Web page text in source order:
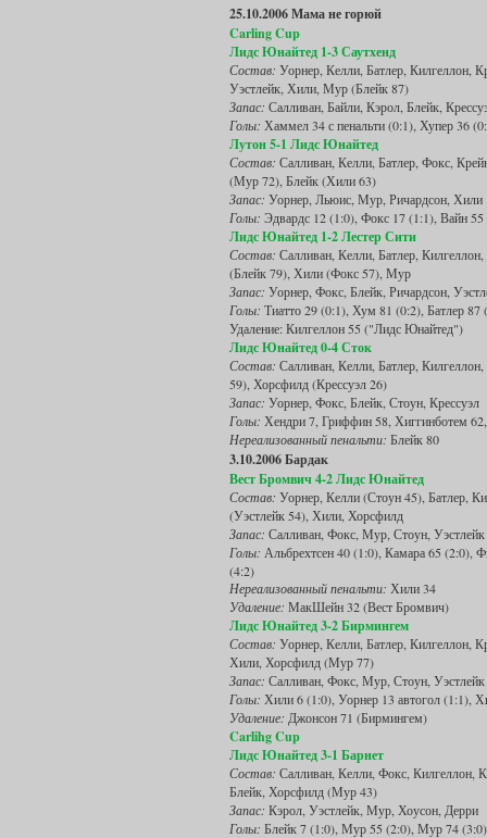
25.10.2006 Мама не горюй
Carling Cup
Лидс Юнайтед 1-3 Саутхенд
Состав: Уорнер, Келли, Батлер, Килгеллон,
Уэстлейк, Хили, Мур (Блейк 87)
Запас: Салливан, Байли, Кэрол, Блейк,
Голы: Хаммел 34 с пенальти (0:1), Хупер 36
Лутон 5-1 Лидс Юнайтед
Состав: Салливан, Келли, Батлер, Фокс,
(Мур 72), Блейк (Хили 63)
Запас: Уорнер, Льюис, Мур, Ричардсон, Хили
Голы: Эдвардс 12 (1:0), Фокс 17 (1:1), Вайн
Лидс Юнайтед 1-2 Лестер Сити
Состав: Салливан, Келли, Батлер,
(Блейк 79), Хили (Фокс 57), Мур
Запас: Уорнер, Фокс, Блейк, Ричардсон,
Голы: Тиатто 29 (0:1), Хум 81 (0:2), Батлер 87
Удаление: Килгеллон 55 ("Лидс Юнайтед")
Лидс Юнайтед 0-4 Сток
Состав: Салливан, Келли, Батлер,
59), Хорсфилд (Крессуэл 26)
Запас: Уорнер, Фокс, Блейк, Стоун, Крессуэл
Голы: Хендри 7, Гриффин 58, Хиггинботем
Нереализованный пенальти: Блейк 80
3.10.2006 Бардак
Вест Бромвич 4-2 Лидс Юнайтед
Состав: Уорнер, Келли (Стоун 45), Батлер,
(Уэстлейк 54), Хили, Хорсфилд
Запас: Салливан, Фокс, Мур, Стоун, Уэстлейк
Голы: Альбрехтсен 40 (1:0), Камара 65 (2:0),
(4:2)
Нереализованный пенальти: Хили 34
Удаление: МакШейн 32 (Вест Бромвич)
Лидс Юнайтед 3-2 Бирмингем
Состав: Уорнер, Келли, Батлер, Килгеллон,
Хили, Хорсфилд (Мур 77)
Запас: Салливан, Фокс, Мур, Стоун, Уэстлейк
Голы: Хили 6 (1:0), Уорнер 13 автогол (1:1),
Удаление: Джонсон 71 (Бирмингем)
Carlihg Cup
Лидс Юнайтед 3-1 Барнет
Состав: Салливан, Келли, Фокс, Килгеллон,
Блейк, Хорсфилд (Мур 43)
Запас: Кэрол, Уэстлейк, Мур, Хоусон, Дерри
Голы: Блейк 7 (1:0), Мур 55 (2:0), Мур 74